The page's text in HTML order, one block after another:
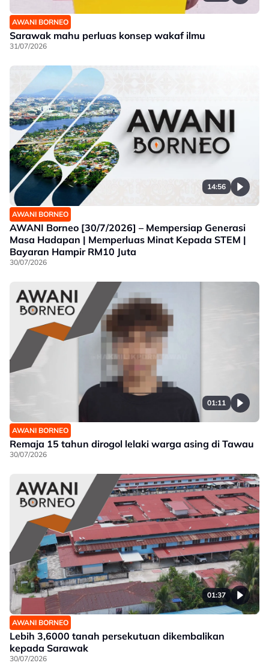
AWANI BORNEO
Sarawak mahu perluas konsep wakaf ilmu
31/07/2026
14:56
AWANI BORNEO
AWANI Borneo [30/7/2026] – Mempersiap Generasi
Masa Hadapan | Memperluas Minat Kepada STEM |
Bayaran Hampir RM10 Juta
30/07/2026
01:11
AWANI BORNEO
Remaja 15 tahun dirogol lelaki warga asing di Tawau
30/07/2026
01:37
AWANI BORNEO
Lebih 3,6000 tanah persekutuan dikembalikan
kepada Sarawak
30/07/2026